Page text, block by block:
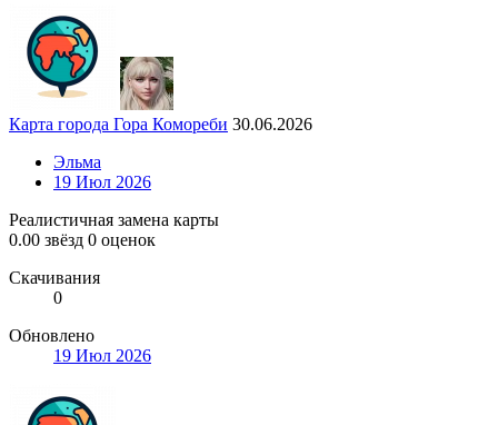
Карта города Гора Комореби 30.06.2026
Эльма
19 Июл 2026
Реалистичная замена карты
0.00 звёзд 0 оценок
Скачивания
0
Обновлено
19 Июл 2026